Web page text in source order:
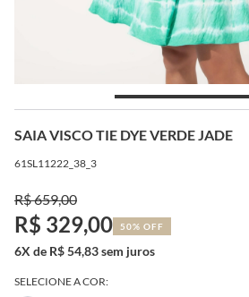
SAIA VISCO TIE DYE VERDE JADE
61SL11222_38_3
R$ 659,00
R$ 329,00 50% OFF
6X de R$ 54,83 sem juros
SELECIONE A COR: